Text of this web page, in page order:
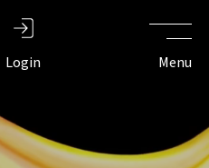
Login Menu